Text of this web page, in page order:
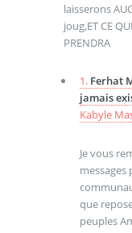
laisserons
joug,ET CE
PRENDRA
1. Ferhat
jamais
Kabyle
Je vous
que
peuples